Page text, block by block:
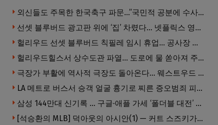
외신들도 주목한 한국축구 파문…”국민적 공분에 수사 재개”
선셋 블루버드 광고판 위에 ‘집’ 차렸다… 넷플릭스 영화 홍보 이색 퍼포먼스
헐리우드 선셋 블루버드 칙필레 임시 휴업… 공사장 담장은 낙서로 뒤덮여
헐리우드힐스서 상수도관 파열… 도로에 물 쏟아져 주민 약 100명 피해
극장가 부활에 역사적 극장도 돌아온다… 웨스트우드 ‘브루인 극장’ 10월 재개장 추진
LA 메트로 버스서 승객 얼굴 흉기로 찌른 증오범죄 피고인, 종신형에 징역 7년 추가 선고
삼성 144만대 신기록 … 구글·애플 가세 ‘폴더블 대전’ 열린다
[석승환의 MLB] 덕아웃의 아시안(1) — 커트 스즈키가 우리에게 묻는 것